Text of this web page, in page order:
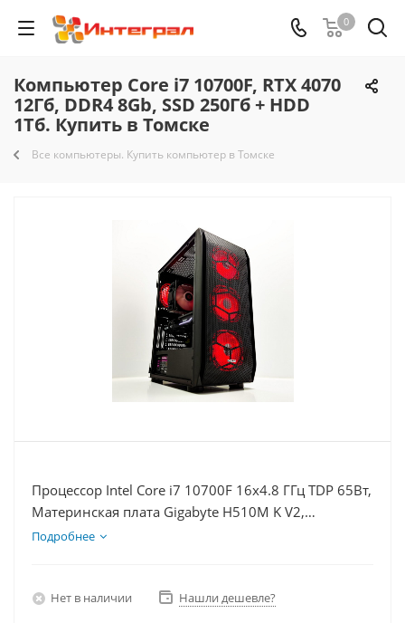
0
Компьютер Core i7 10700F, RTX 4070
12Гб, DDR4 8Gb, SSD 250Гб + HDD
1Тб. Купить в Томске
Все компьютеры. Купить компьютер в Томске
Процессор Intel Core i7 10700F 16x4.8 ГГц TDP 65Вт,
Материнская плата Gigabyte H510M K V2,
Видеокарта RTX 4070 12Гб, Память DDR4 8Gb,
Подробнее
Нет в наличии Нашли дешевле?